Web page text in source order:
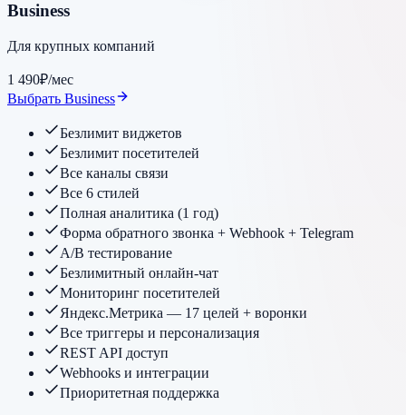
Business
Для крупных компаний
1 490₽/мес
Выбрать Business
Безлимит виджетов
Безлимит посетителей
Все каналы связи
Все 6 стилей
Полная аналитика (1 год)
Форма обратного звонка + Webhook + Telegram
A/B тестирование
Безлимитный онлайн-чат
Мониторинг посетителей
Яндекс.Метрика — 17 целей + воронки
Все триггеры и персонализация
REST API доступ
Webhooks и интеграции
Приоритетная поддержка